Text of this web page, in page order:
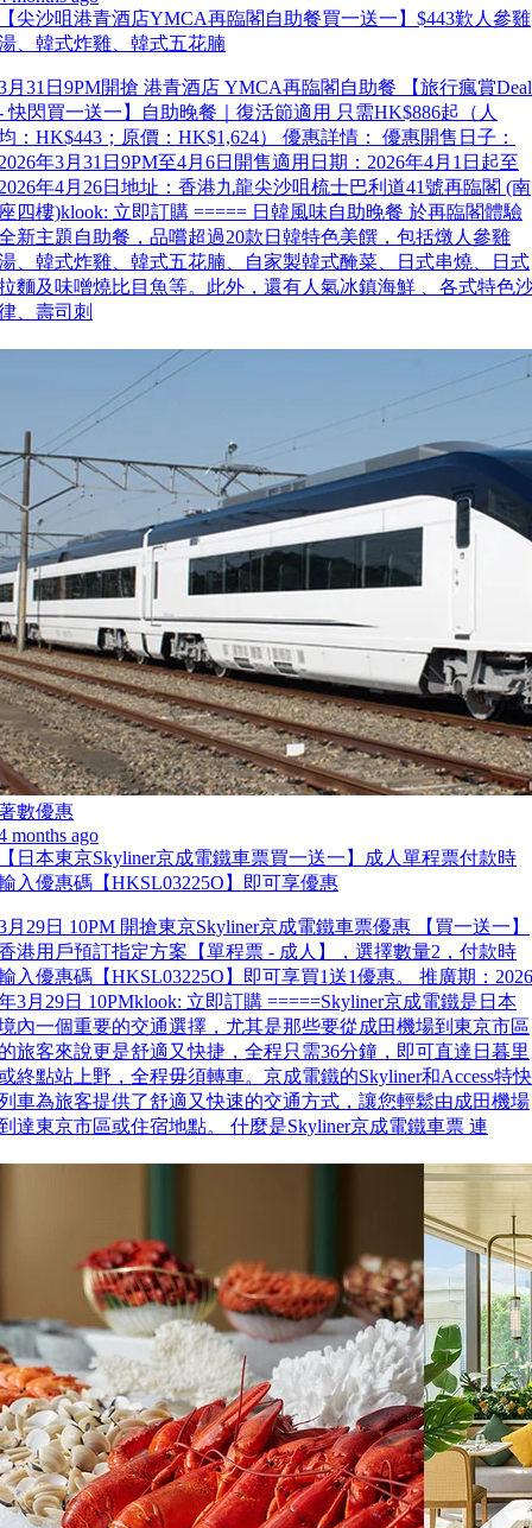
尖沙咀港青酒店YMCA再臨閣自助餐買一送一】$443歎人參雞
、韓式炸雞、韓式五花腩
月31日9PM開搶 港青酒店 YMCA再臨閣自助餐 【旅行瘋賞Deal
快閃買一送一】自助晚餐｜復活節適用 只需HK$886起（人
：HK$443；原價：HK$1,624） 優惠詳情： 優惠開售日子：
年3月31日9PM至4月6日開售適用日期：2026年4月1日起至
年4月26日地址：香港九龍尖沙咀梳士巴利道41號再臨閣 (南
四樓)klook: 立即訂購 ===== 日韓風味自助晚餐 於再臨閣體驗
新主題自助餐，品嚐超過20款日韓特色美饌，包括燉人參雞
、韓式炸雞、韓式五花腩、自家製韓式醃菜、日式串燒、日式
麵及味噌燒比目魚等。此外，還有人氣冰鎮海鮮 、各式特色
、壽司刺
數優惠
months ago
日本東京Skyliner京成電鐵車票買一送一】成人單程票付款時
入優惠碼【HKSL03225O】即可享優惠
月29日 10PM 開搶東京Skyliner京成電鐵車票優惠 【買一送一】
港用戶預訂指定方案【單程票 - 成人】，選擇數量2，付款時
入優惠碼【HKSL03225O】即可享買1送1優惠。 推廣期：2026
3月29日 10PMklook: 立即訂購 =====Skyliner京成電鐵是日本
內一個重要的交通選擇，尤其是那些要從成田機場到東京市區
旅客來說更是舒適又快捷，全程只需36分鐘，即可直達日暮里
終點站上野，全程毋須轉車。京成電鐵的Skyliner和Access特快
車為旅客提供了舒適又快速的交通方式，讓您輕鬆由成田機場
達東京市區或住宿地點。 什麼是Skyliner京成電鐵車票 連